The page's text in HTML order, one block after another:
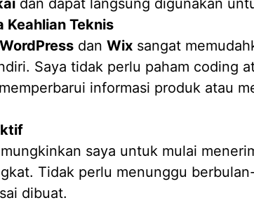
dan dapat langsung digunakan
Keahlian Teknis
WordPress dan Wix sangat
Saya tidak perlu paham coding
informasi produk atau
saya untuk mulai
Tidak perlu menunggu
dibuat.